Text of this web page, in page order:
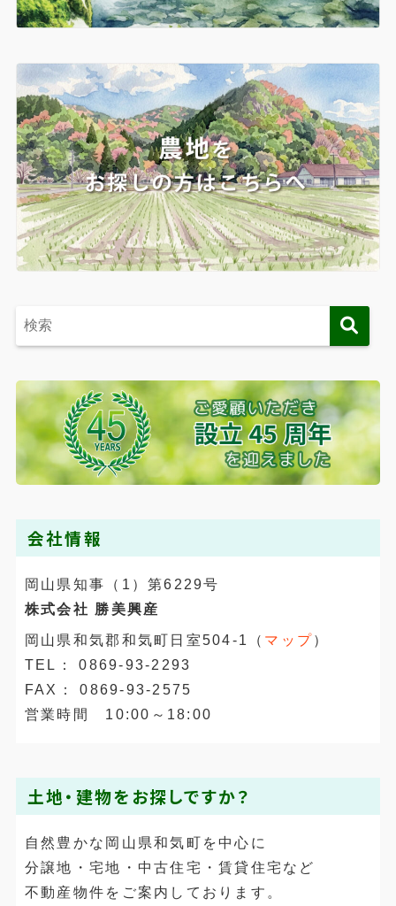
会社情報
岡山県知事（1）第6229号
株式会社 勝美興産
岡山県和気郡和気町日室504-1（ マップ）
TEL： 0869-93-2293
FAX： 0869-93-2575
営業時間 10:00～18:00
土地・建物をお探しですか？
自然豊かな岡山県和気町を中心に
分譲地・宅地・中古住宅・賃貸住宅など
不動産物件をご案内しております。